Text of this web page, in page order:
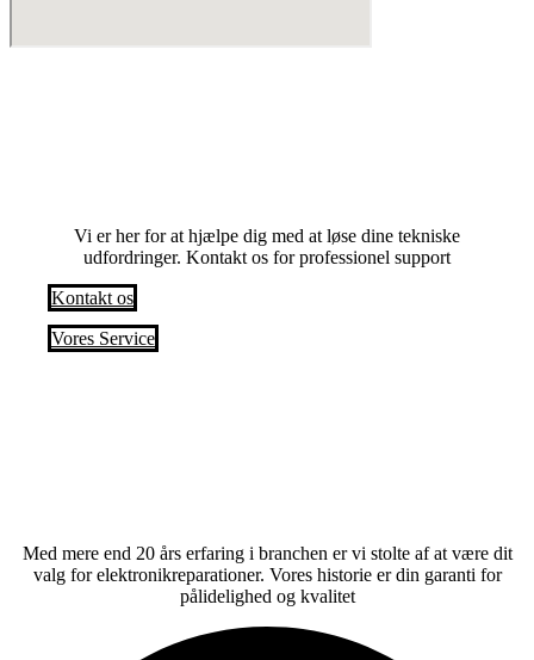
Vi er her for at hjælpe dig med at løse dine tekniske
udfordringer. Kontakt os for professionel support
Kontakt os
Vores Service
Med mere end 20 års erfaring i branchen er vi stolte af at være dit
valg for elektronikreparationer. Vores historie er din garanti for
pålidelighed og kvalitet